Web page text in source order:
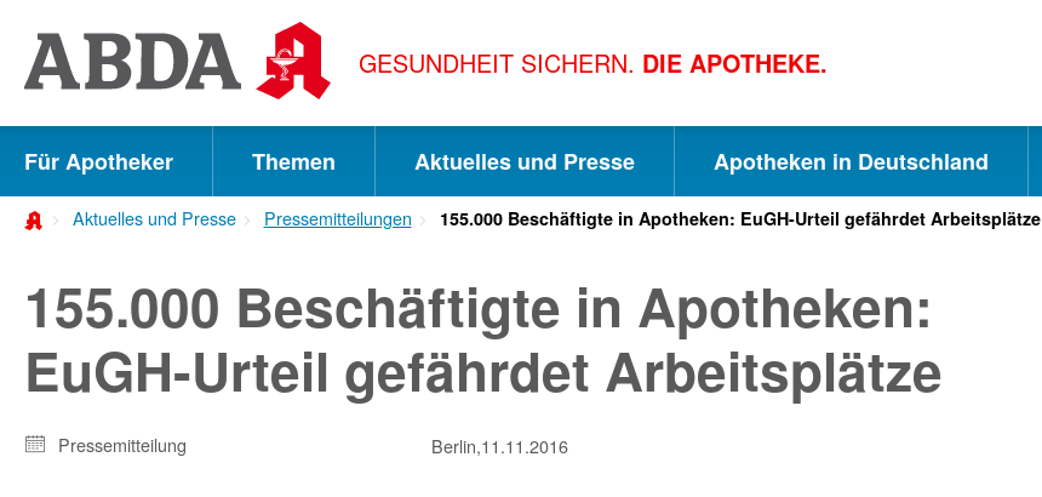
direkt
zu:
zur
Hauptnavigation
zur
zum
Inhalt
Suche
GESUNDHEIT SICHERN. DIE APOTHEKE.
Für Apotheker Themen Aktuelles und Presse Apotheken in Deutschland
Aktuelles und Presse Pressemitteilungen 155.000 Beschäftigte in Apotheken: EuGH-Urteil gefährdet Arbeitsplätze
155.000 Beschäftigte in Apotheken:
EuGH-Urteil gefährdet Arbeitsplätze
Pressemitteilung Berlin,11.11.2016
S
c
S
e
S
u